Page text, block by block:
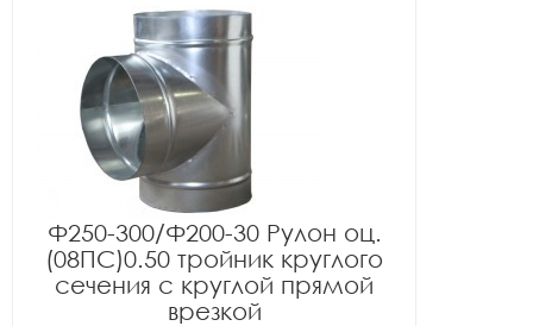
Ф250-300/Ф200-30 Рулон оц.
(08ПС)0.50 тройник круглого
сечения с круглой прямой
врезкой